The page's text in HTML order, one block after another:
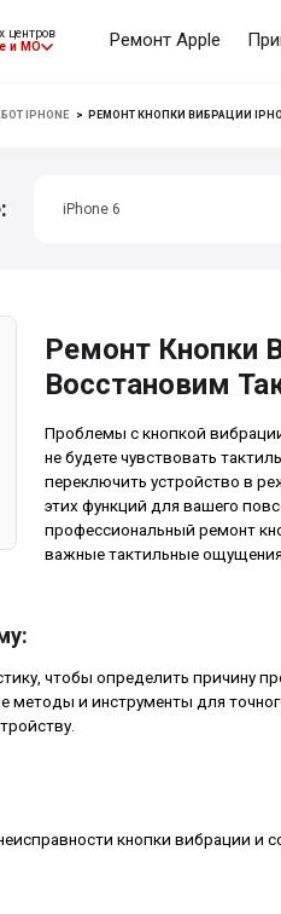
центров
и МО Ремонт Apple
IPHONE > РЕМОНТ КНОПКИ ВИБРАЦИИ
iPhone 6
Ремонт Кнопки
Восстановим
Проблемы с кнопкой
не будете чувствовать
переключить устройство в
этих функций для вашего
профессиональный ремонт
важные тактильные ощущения.
чтобы определить причину
методы и инструменты для
кнопки вибрации и